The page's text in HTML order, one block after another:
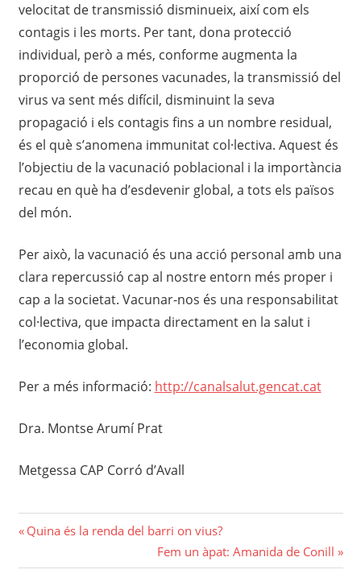
velocitat de transmissió disminueix, així com els
contagis i les morts. Per tant, dona protecció
individual, però a més, conforme augmenta la
proporció de persones vacunades, la transmissió del
virus va sent més difícil, disminuint la seva
propagació i els contagis fins a un nombre residual,
és el què s’anomena immunitat col·lectiva. Aquest és
l’objectiu de la vacunació poblacional i la importància
recau en què ha d’esdevenir global, a tots els països
del món.
Per això, la vacunació és una acció personal amb una
clara repercussió cap al nostre entorn més proper i
cap a la societat. Vacunar-nos és una responsabilitat
col·lectiva, que impacta directament en la salut i
l’economia global.
Per a més informació: http://canalsalut.gencat.cat
Dra. Montse Arumí Prat
Metgessa CAP Corró d’Avall
Navegació
d'entrades
Previous
Quina és la renda del barri on vius?
Next
Post:
Fem un àpat: Amanida de Conill